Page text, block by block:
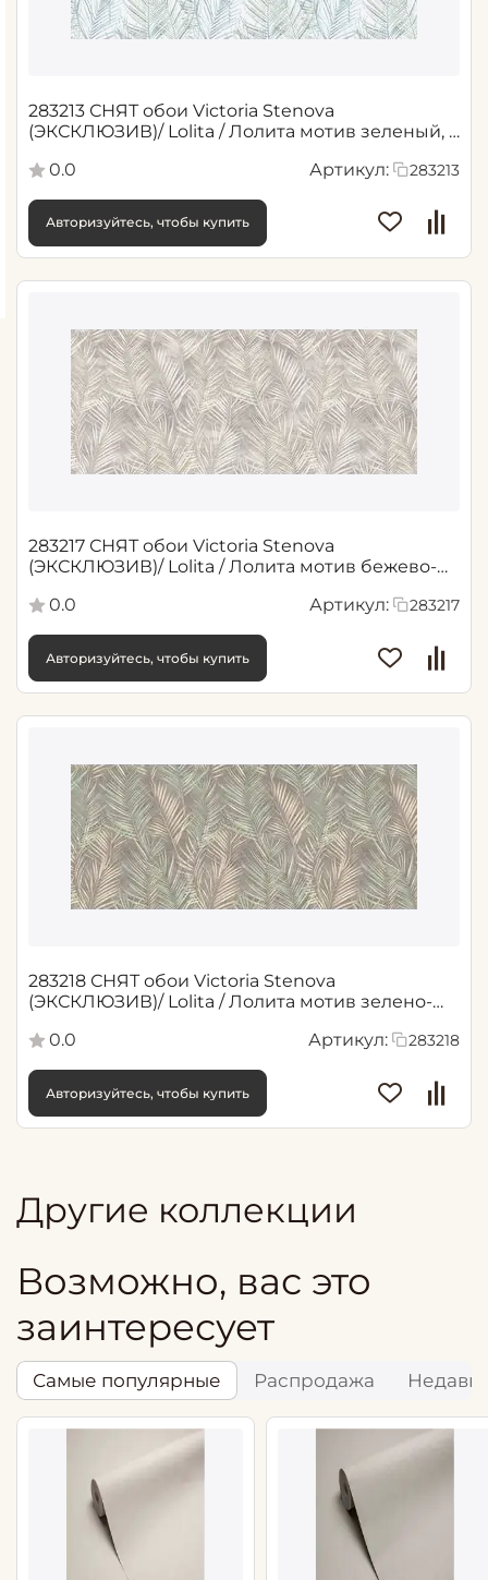
283213 СНЯТ обои Victoria Stenova
(ЭКСКЛЮЗИВ)/ Lolita / Лолита мотив зеленый, ,
0.0
Артикул: 283213
Авторизуйтесь, чтобы купить
283217 СНЯТ обои Victoria Stenova
(ЭКСКЛЮЗИВ)/ Lolita / Лолита мотив бежево-
0.0
Артикул: 283217
Авторизуйтесь, чтобы купить
283218 СНЯТ обои Victoria Stenova
(ЭКСКЛЮЗИВ)/ Lolita / Лолита мотив зелено-
0.0
Артикул: 283218
Авторизуйтесь, чтобы купить
Другие коллекции
Возможно, вас это
заинтересует
Самые популярные Распродажа